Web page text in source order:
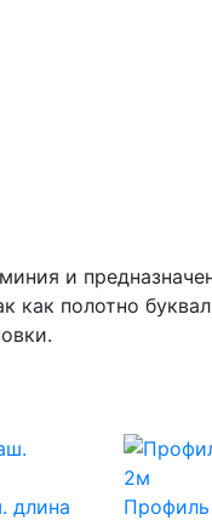
и
полотно
длина
Профиль